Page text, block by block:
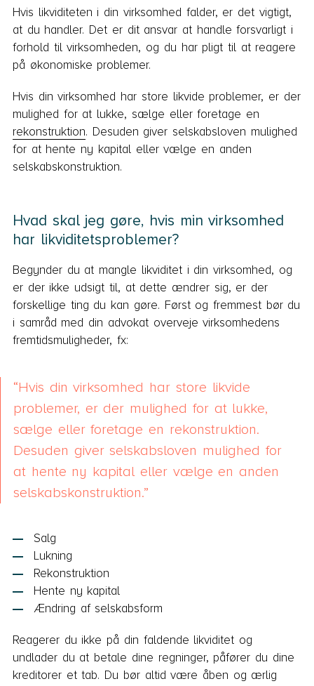
Hvis likviditeten i din virksomhed falder, er det vigtigt,
at du handler. Det er dit ansvar at handle forsvarligt i
forhold til virksomheden, og du har pligt til at reagere
på økonomiske problemer.
Hvis din virksomhed har store likvide problemer, er der
mulighed for at lukke, sælge eller foretage en
rekonstruktion. Desuden giver selskabsloven mulighed
for at hente ny kapital eller vælge en anden
selskabskonstruktion.
Hvad skal jeg gøre, hvis min virksomhed
har likviditetsproblemer?
Begynder du at mangle likviditet i din virksomhed, og
er der ikke udsigt til, at dette ændrer sig, er der
forskellige ting du kan gøre. Først og fremmest bør du
i samråd med din advokat overveje virksomhedens
fremtidsmuligheder, fx:
Hvis din virksomhed har store likvide
problemer, er der mulighed for at lukke,
sælge eller foretage en rekonstruktion.
Desuden giver selskabsloven mulighed for
at hente ny kapital eller vælge en anden
selskabskonstruktion.
Salg
Lukning
Rekonstruktion
Hente ny kapital
Ændring af selskabsform
Reagerer du ikke på din faldende likviditet og
undlader du at betale dine regninger, påfører du dine
kreditorer et tab. Du bør altid være åben og ærlig